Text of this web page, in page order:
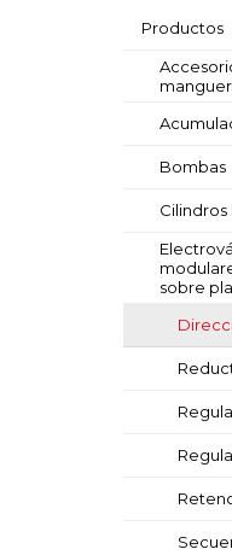
Productos
Bombas
Cilindros
sobre